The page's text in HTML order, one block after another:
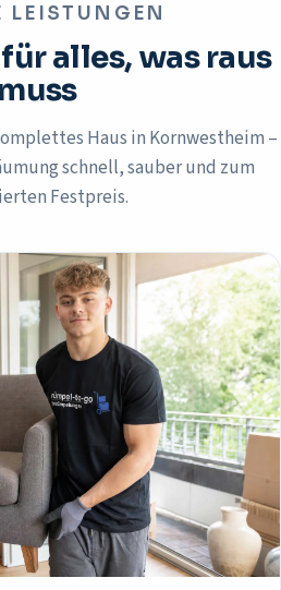
LEISTUNGEN
alles, was raus
muss
Haus in Kornwestheim –
schnell, sauber und zum
Festpreis.